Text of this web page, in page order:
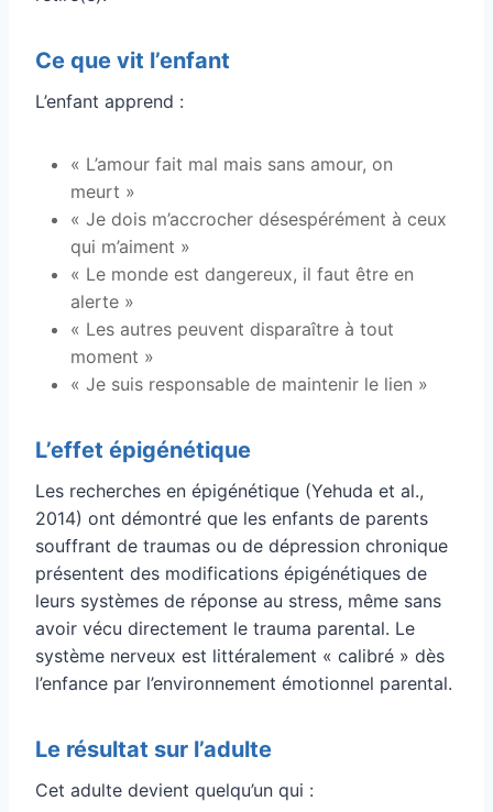
Ce que vit l’enfant
L’enfant apprend :
« L’amour fait mal mais sans amour, on
meurt »
« Je dois m’accrocher désespérément à ceux
qui m’aiment »
« Le monde est dangereux, il faut être en
alerte »
« Les autres peuvent disparaître à tout
moment »
« Je suis responsable de maintenir le lien »
L’effet épigénétique
Les recherches en épigénétique (Yehuda et al.,
2014) ont démontré que les enfants de parents
souffrant de traumas ou de dépression chronique
présentent des modifications épigénétiques de
leurs systèmes de réponse au stress, même sans
avoir vécu directement le trauma parental. Le
système nerveux est littéralement « calibré » dès
l’enfance par l’environnement émotionnel parental.
Le résultat sur l’adulte
Cet adulte devient quelqu’un qui :